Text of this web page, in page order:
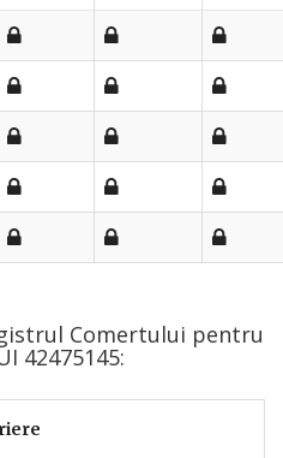
Comertului pentru
42475145: